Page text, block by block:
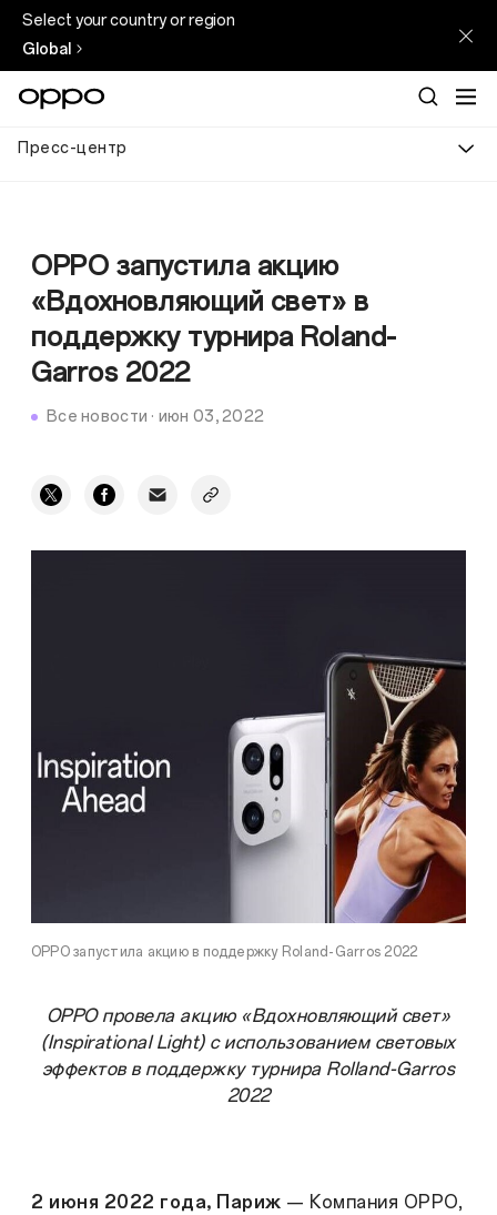
Select your country or region
Global
Пресс-центр
OPPO запустила акцию
«Вдохновляющий свет» в
поддержку турнира Roland-
Garros 2022
Все новости · июн 03, 2022
OPPO запустила акцию в поддержку Roland-Garros 2022
OPPO провела акцию «Вдохновляющий свет»
(Inspirational Light) с использованием световых
эффектов в поддержку турнира Rolland-Garros
2022
2 июня 2022 года, Париж — Компания OPPO,